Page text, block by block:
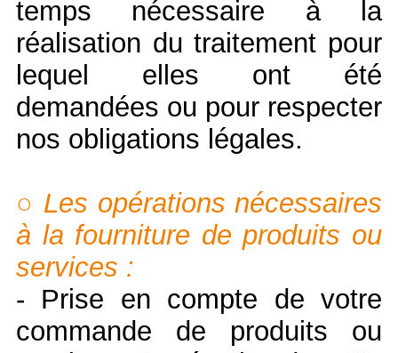
temps nécessaire à la
réalisation du traitement pour
lequel elles ont été
demandées ou pour respecter
nos obligations légales.
○ Les opérations nécessaires
à la fourniture de produits ou
services :
- Prise en compte de votre
commande de produits ou